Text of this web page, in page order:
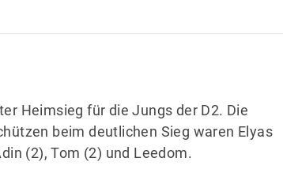
Heimsieg für die Jungs der D2. Die
beim deutlichen Sieg waren Elyas
(2), Tom (2) und Leedom.